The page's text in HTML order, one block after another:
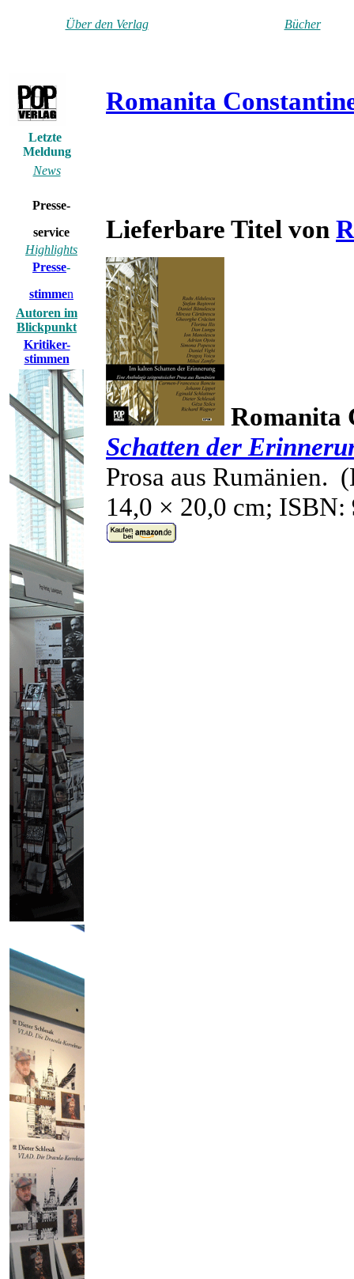
Über den Verlag Bücher
Letzte
Meldung
News
Presse-
service
Highlights
Presse-
stimmen
Autoren im
Blickpunkt
Kritiker-
stimmen
Romanita
Lieferbare Titel von
Romanita
Schatten der
Prosa aus Rumänien.
14,0 × 20,0 cm; ISBN: